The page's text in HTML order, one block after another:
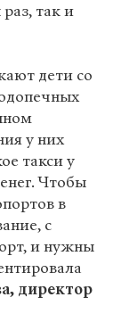
так и
дети со
у них
такси у
Чтобы
в
с
и нужны
директор